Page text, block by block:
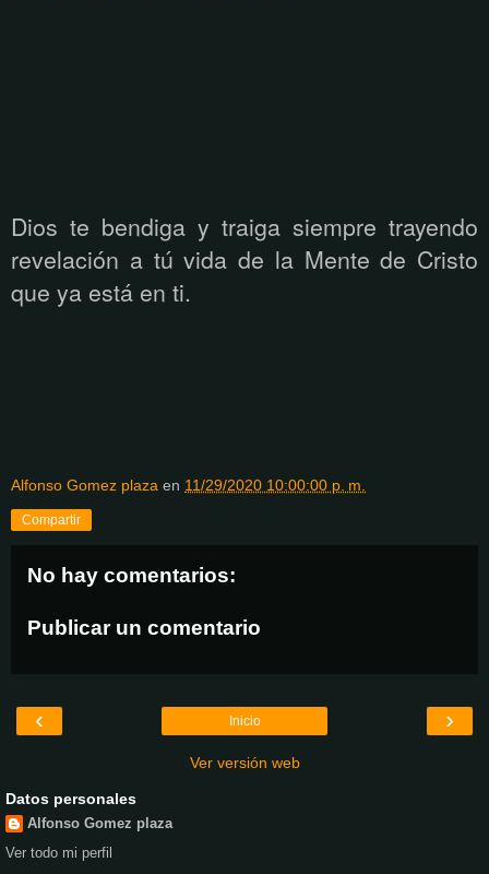
Dios te bendiga y traiga siempre trayendo
revelación a tú vida de la Mente de Cristo
que ya está en ti.
Alfonso Gomez plaza en 11/29/2020 10:00:00 p. m.
Compartir
No hay comentarios:
Publicar un comentario
‹ ›
Inicio
Ver versión web
Datos personales
Alfonso Gomez plaza
Ver todo mi perfil